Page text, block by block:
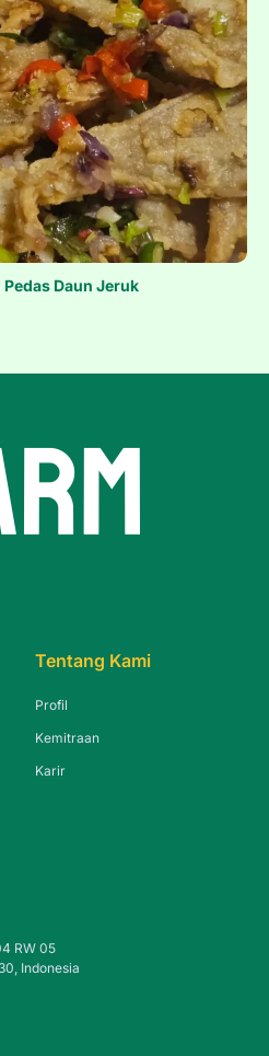
Daun Jeruk
Tentang Kami
Profil
Kemitraan
Karir
RW 05
Indonesia